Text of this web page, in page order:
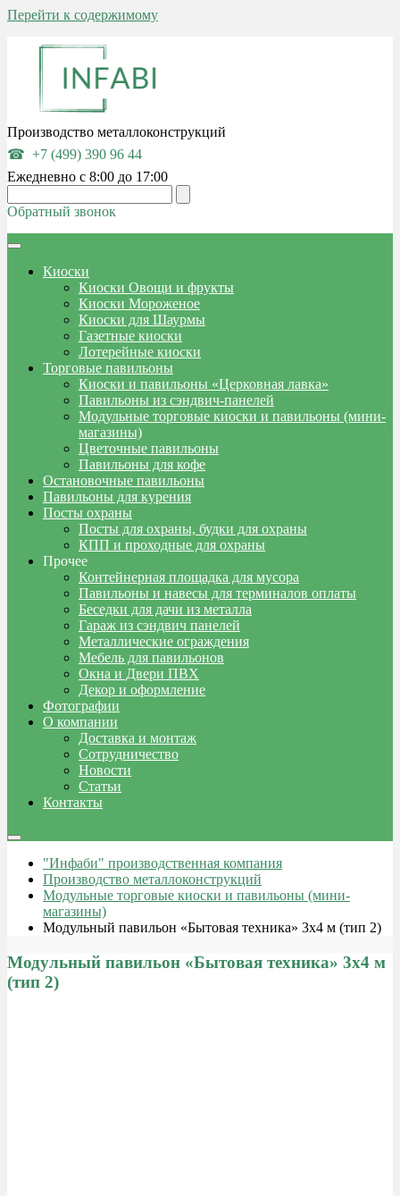
Перейти к содержимому
Производство металлоконструкций
+7 (499) 390 96 44
Ежедневно с 8:00 до 17:00
Обратный звонок
Киоски
Киоски Овощи и фрукты
Киоски Мороженое
Киоски для Шаурмы
Газетные киоски
Лотерейные киоски
Торговые павильоны
Киоски и павильоны «Церковная лавка»
Павильоны из сэндвич-панелей
Модульные торговые киоски и павильоны (мини-
магазины)
Цветочные павильоны
Павильоны для кофе
Остановочные павильоны
Павильоны для курения
Посты охраны
Посты для охраны, будки для охраны
КПП и проходные для охраны
Прочее
Контейнерная площадка для мусора
Павильоны и навесы для терминалов оплаты
Беседки для дачи из металла
Гараж из сэндвич панелей
Металлические ограждения
Мебель для павильонов
Окна и Двери ПВХ
Декор и оформление
Фотографии
О компании
Доставка и монтаж
Сотрудничество
Новости
Статьи
Контакты
"Инфаби" производственная компания
Производство металлоконструкций
Модульные торговые киоски и павильоны (мини-
магазины)
Модульный павильон «Бытовая техника» 3х4 м (тип 2)
Модульный павильон «Бытовая техника» 3х4 м
(тип 2)